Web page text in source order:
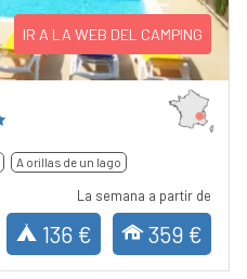
IR A LA WEB DEL CAMPING
A orillas de un lago
La semana a partir de
136 € 359 €